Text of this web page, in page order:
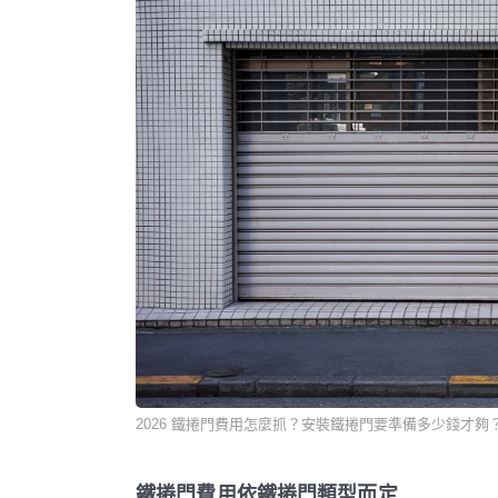
2026 鐵捲門費用怎麼抓？安裝鐵捲門要準備多少錢才夠